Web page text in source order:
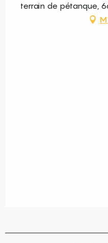
terrain de pétanque,